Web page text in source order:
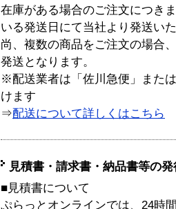
在庫がある場合のご注文につき
いる発送日にて当社より発送い
尚、複数の商品をご注文の場合
発送となります。
※配送業者は「佐川急便」また
けます
⇒配送について詳しくはこちら
見積書・請求書・納品書等の
■見積書について
ぷらっとオンラインでは、24時